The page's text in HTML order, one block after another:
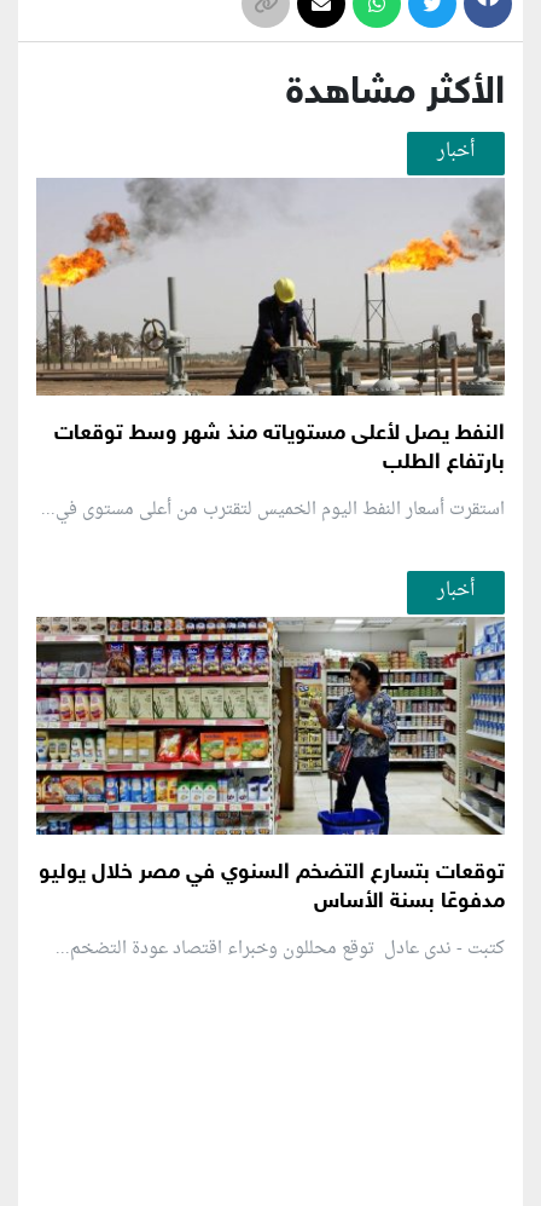
الأكثر مشاهدة
أخبار
النفط يصل لأعلى مستوياته منذ شهر وسط توقعات
بارتفاع الطلب
استقرت أسعار النفط اليوم الخميس لتقترب من أعلى مستوى في...
أخبار
توقعات بتسارع التضخم السنوي في مصر خلال يوليو
مدفوعًا بسنة الأساس
كتبت - ندى عادل توقع محللون وخبراء اقتصاد عودة التضخم...